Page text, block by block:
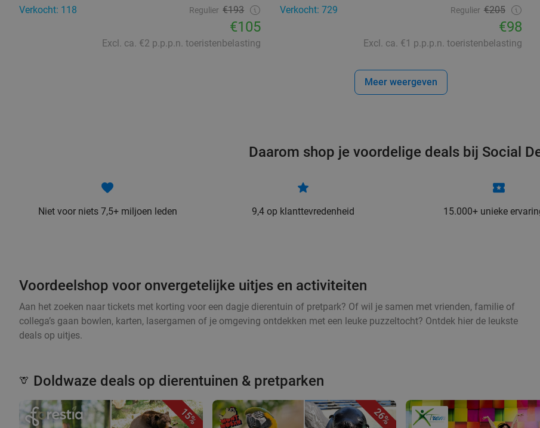
Verkocht: 118
Regulier €193
€105
Excl. ca. €2 p.p.p.n. toeristenbelasting
Verkocht: 729
Regulier €205
€98
Excl. ca. €1 p.p.p.n. toeristenbelasting
Meer weergeven
Daarom shop je voordelige deals bij Social
Niet voor niets 7,5+ miljoen leden 9,4 op klanttevredenheid 15.000+ unieke
Voordeelshop voor onvergetelijke uitjes en activiteiten
Aan het zoeken naar tickets met korting voor een dagje dierentuin of pretpark? Of wil je samen met vrienden, familie of
collega’s gaan bowlen, karten, lasergamen of je omgeving ontdekken met een leuke puzzeltocht? Ontdek hier de leukste
deals op uitjes.
🦒 Doldwaze deals op dierentuinen & pretparken
15% 26%